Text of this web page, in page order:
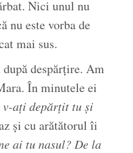
Nici unul nu
nu este vorba de
mai sus.
despărțire. Am
În minutele ei
v-ați depărțit tu și
și cu arătătorul îi
ai tu nasul? De la